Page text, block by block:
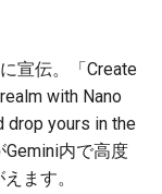
07
06
05
21
20
19
07
06
05
21
20
19
26
19
15
03
26
19
26
19
12
03
26
19
03
26
19
19
12
05
03
26
19
19
12
05
19
12
07
06
05
04
21
20
19
03
26
19
06
05
04
18
05
04
02
03
26
19
宣伝。「Create
with Nano
drop yours in the
内で高度
ます。